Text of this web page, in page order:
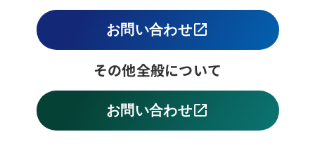
お問い合わせopen_in_new
ウ
ィ
ン
その他全般について
お問い合わせopen_in_new
ウ